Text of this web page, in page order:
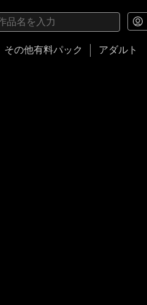
その他有料パック アダルト